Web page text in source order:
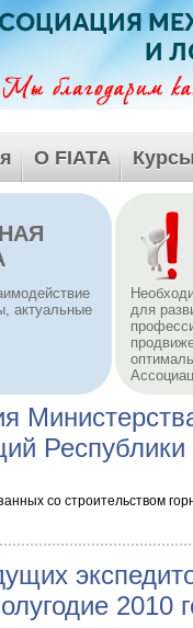
О FIATA
актуальные
для
Республики
со строительством
2010